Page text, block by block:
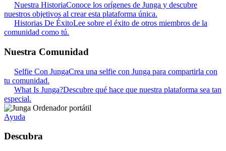
Nuestra HistoriaConoce los orígenes de Junga y descubre
nuestros objetivos al crear esta plataforma única.
Historias De ÉxitoLee sobre el éxito de otros miembros de la
comunidad como tú.
Nuestra Comunidad
Selfie Con JungaCrea una selfie con Junga para compartirla con
tu comunidad.
What Is Junga?Descubre qué hace que nuestra plataforma sea tan
especial.
Ayuda
Descubra